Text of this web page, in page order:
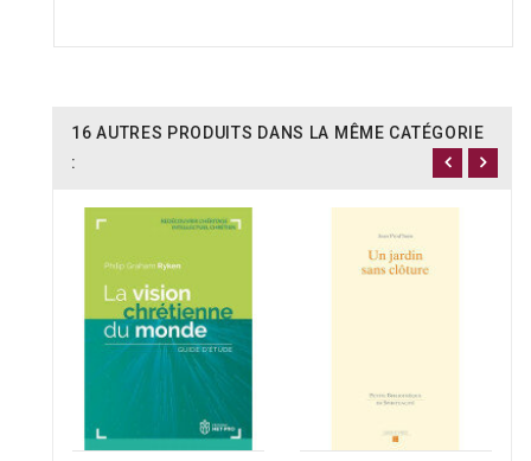
16 AUTRES PRODUITS DANS LA MÊME CATÉGORIE
: